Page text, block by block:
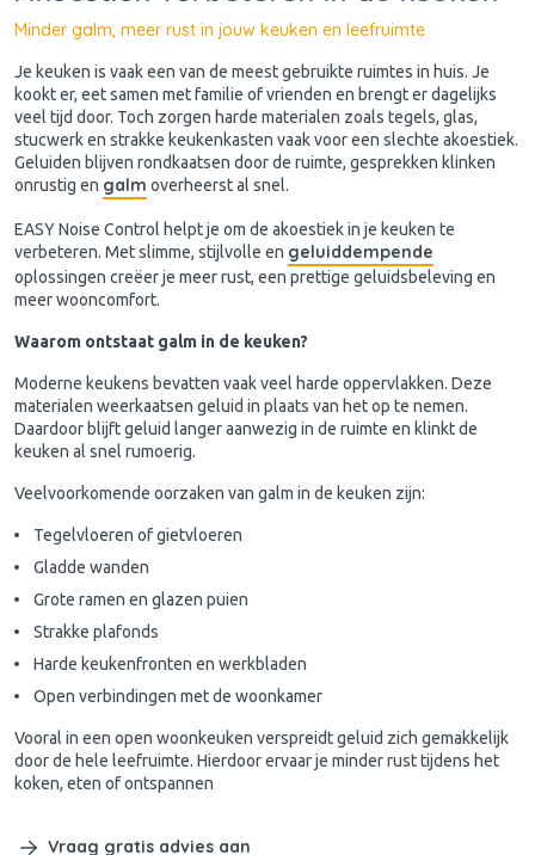
Minder galm, meer rust in jouw keuken en leefruimte
Je keuken is vaak een van de meest gebruikte ruimtes in huis. Je
kookt er, eet samen met familie of vrienden en brengt er dagelijks
veel tijd door. Toch zorgen harde materialen zoals tegels, glas,
stucwerk en strakke keukenkasten vaak voor een slechte akoestiek.
Geluiden blijven rondkaatsen door de ruimte, gesprekken klinken
onrustig en galm overheerst al snel.
EASY Noise Control helpt je om de akoestiek in je keuken te
verbeteren. Met slimme, stijlvolle en geluiddempende
oplossingen creëer je meer rust, een prettige geluidsbeleving en
meer wooncomfort.
Waarom ontstaat galm in de keuken?
Moderne keukens bevatten vaak veel harde oppervlakken. Deze
materialen weerkaatsen geluid in plaats van het op te nemen.
Daardoor blijft geluid langer aanwezig in de ruimte en klinkt de
keuken al snel rumoerig.
Veelvoorkomende oorzaken van galm in de keuken zijn:
Tegelvloeren of gietvloeren
Gladde wanden
Grote ramen en glazen puien
Strakke plafonds
Harde keukenfronten en werkbladen
Open verbindingen met de woonkamer
Vooral in een open woonkeuken verspreidt geluid zich gemakkelijk
door de hele leefruimte. Hierdoor ervaar je minder rust tijdens het
koken, eten of ontspannen
Vraag gratis advies aan